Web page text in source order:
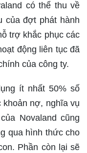
có thể thu về
của đợt phát hành
trợ khắc phục các
động liên tục đã
của công ty.
ít nhất 50% số
nợ, nghĩa vụ
Novaland cũng
qua hình thức cho
Phần còn lại sẽ